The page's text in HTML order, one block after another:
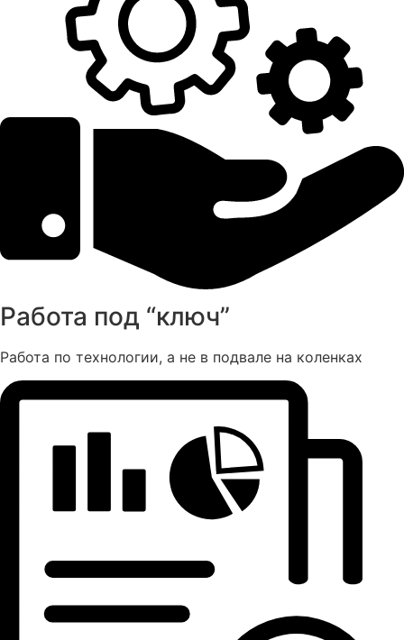
Работа под “ключ”
Работа по технологии, а не в подвале на коленках